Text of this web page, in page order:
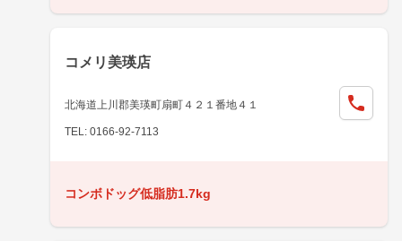
コメリ美瑛店
北海道上川郡美瑛町扇町４２１番地４１
TEL: 0166-92-7113
コンボドッグ低脂肪1.7kg